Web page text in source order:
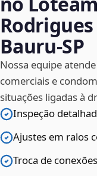
Bauru‑SP
Nossa equipe
comerciais e
situações ligadas à
Inspeção
Ajustes em ralos
Troca de